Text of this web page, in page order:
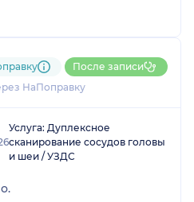
НаПоправку
После записи
Услуга: Дуплексное
сканирование сосудов головы
и шеи / УЗДС